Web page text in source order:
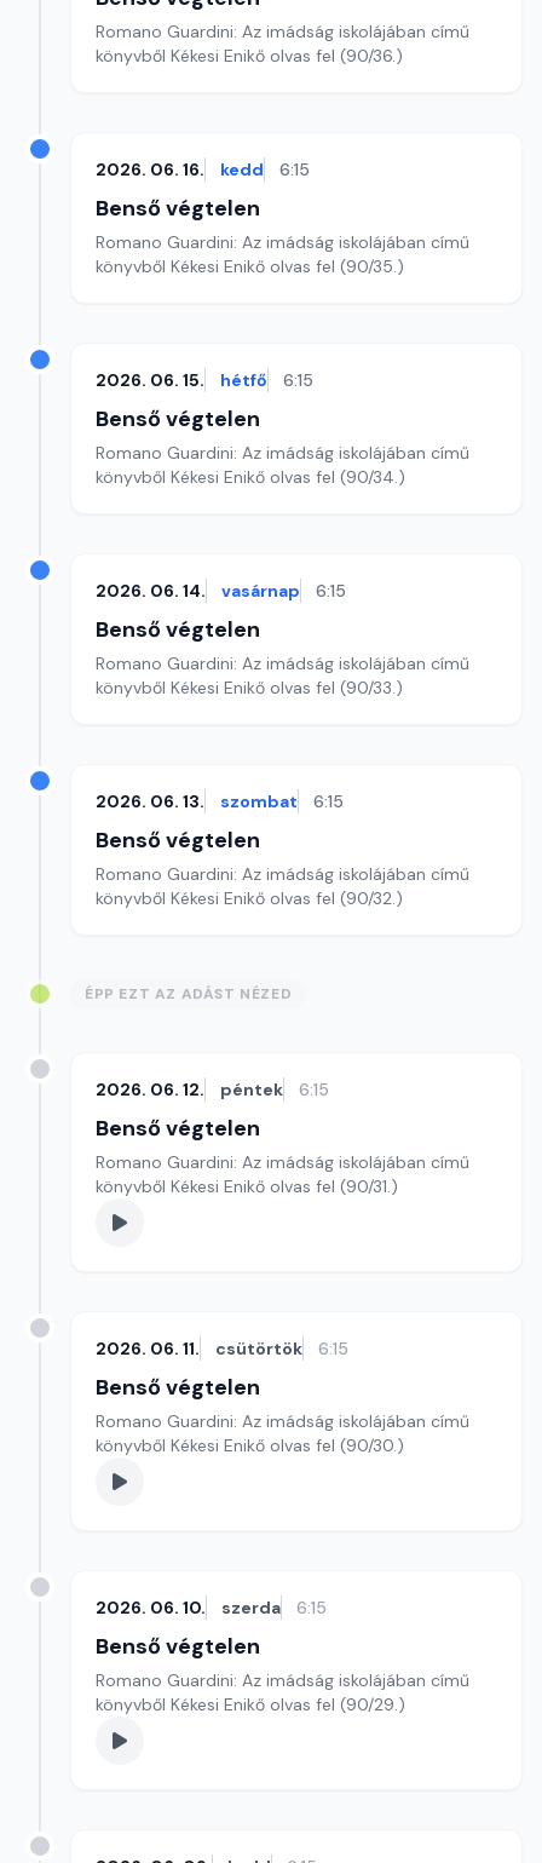
Romano Guardini: Az imádság iskolájában című
könyvből Kékesi Enikő olvas fel (90/36.)
2026. 06. 16. kedd 6:15
Benső végtelen
Romano Guardini: Az imádság iskolájában című
könyvből Kékesi Enikő olvas fel (90/35.)
2026. 06. 15. hétfő 6:15
Benső végtelen
Romano Guardini: Az imádság iskolájában című
könyvből Kékesi Enikő olvas fel (90/34.)
2026. 06. 14. vasárnap 6:15
Benső végtelen
Romano Guardini: Az imádság iskolájában című
könyvből Kékesi Enikő olvas fel (90/33.)
2026. 06. 13. szombat 6:15
Benső végtelen
Romano Guardini: Az imádság iskolájában című
könyvből Kékesi Enikő olvas fel (90/32.)
ÉPP EZT AZ ADÁST NÉZED
2026. 06. 12. péntek 6:15
Benső végtelen
Romano Guardini: Az imádság iskolájában című
könyvből Kékesi Enikő olvas fel (90/31.)
2026. 06. 11. csütörtök 6:15
Benső végtelen
Romano Guardini: Az imádság iskolájában című
könyvből Kékesi Enikő olvas fel (90/30.)
2026. 06. 10. szerda 6:15
Benső végtelen
Romano Guardini: Az imádság iskolájában című
könyvből Kékesi Enikő olvas fel (90/29.)